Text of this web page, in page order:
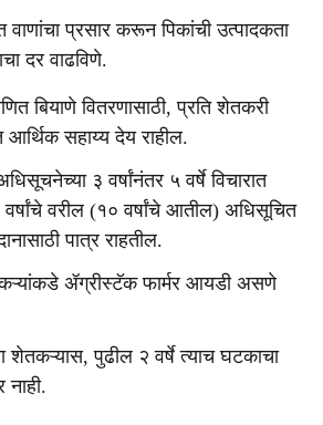
प्रसार करून पिकांची उत्पादकता
दर वाढविणे.
बियाणे वितरणासाठी, प्रति शेतकरी
सहाय्य देय राहील.
३ वर्षांनंतर ५ वर्षे विचारात
वरील (१० वर्षांचे आतील) अधिसूचित
पात्र राहतील.
ॲग्रीस्टॅक फार्मर आयडी असणे
शेतकऱ्यास, पुढील २ वर्षे त्याच घटकाचा
नाही.